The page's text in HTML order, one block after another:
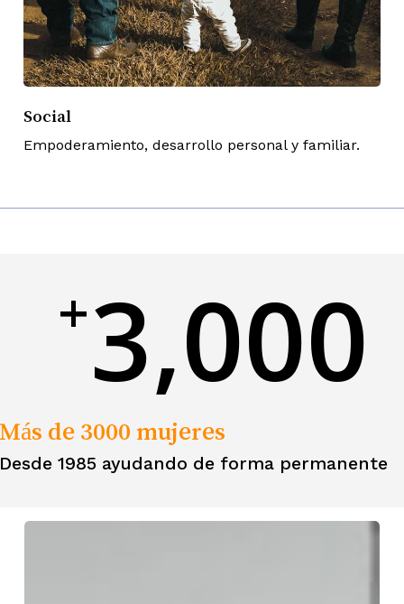
Social
Empoderamiento, desarrollo personal y familiar.
+3,000
de 3000 mujeres
1985 ayudando de forma permanente